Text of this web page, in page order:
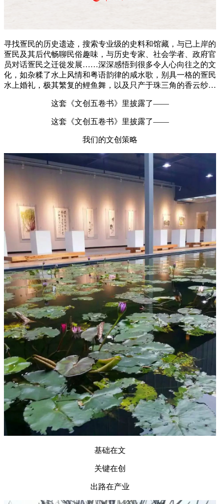
寻找疍民的历史遗迹，搜索专业级的史料和馆藏，与已上岸的
疍民及其后代畅聊民俗趣味，与历史专家、社会学者、政府官
员对话疍民之迁徙发展……深深感悟到很多令人心向往之的文
化，如杂糅了水上风情和粤语韵律的咸水歌，别具一格的疍民
水上婚礼，极其繁复的鲤鱼舞，以及只产于珠三角的香云纱…
这套《文创五卷书》里披露了——
这套《文创五卷书》里披露了——
我们的文创策略
基础在文
关键在创
出路在产业